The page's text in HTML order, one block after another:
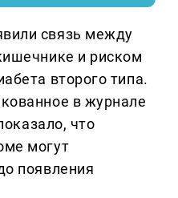
связь между
и риском
второго типа.
в журнале
что
могут
появления